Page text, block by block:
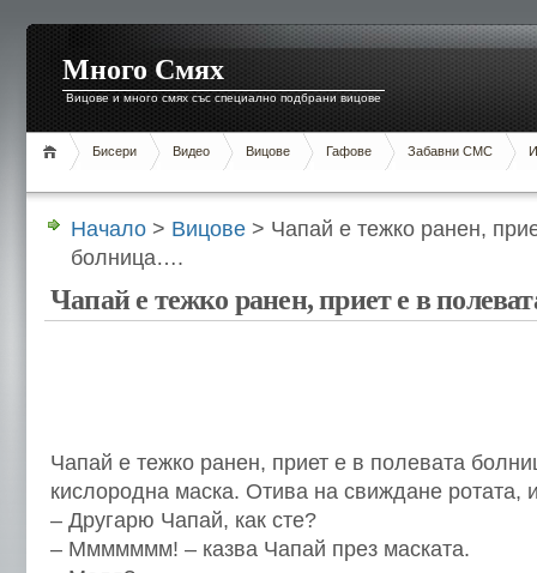
Много Смях
Вицове и много смях със специално подбрани вицове
Бисери Видео Вицове Гафове Забавни СМС
Начало > Вицове > Чапай е тежко ранен,
болница….
Чапай е тежко ранен, приет е в
Чапай е тежко ранен, приет е в полевата
кислородна маска. Отива на свиждане ротата,
– Другарю Чапай, как сте?
– Ммммммм! – казва Чапай през маската.